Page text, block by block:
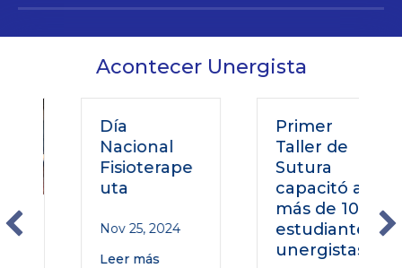
Acontecer Unergista
Nacional
Fisioterape
uta
Nov 25, 2024
Leer más
Primer
Taller de
Sutura
capacitó a
más de 100
estudiantes
unergistas